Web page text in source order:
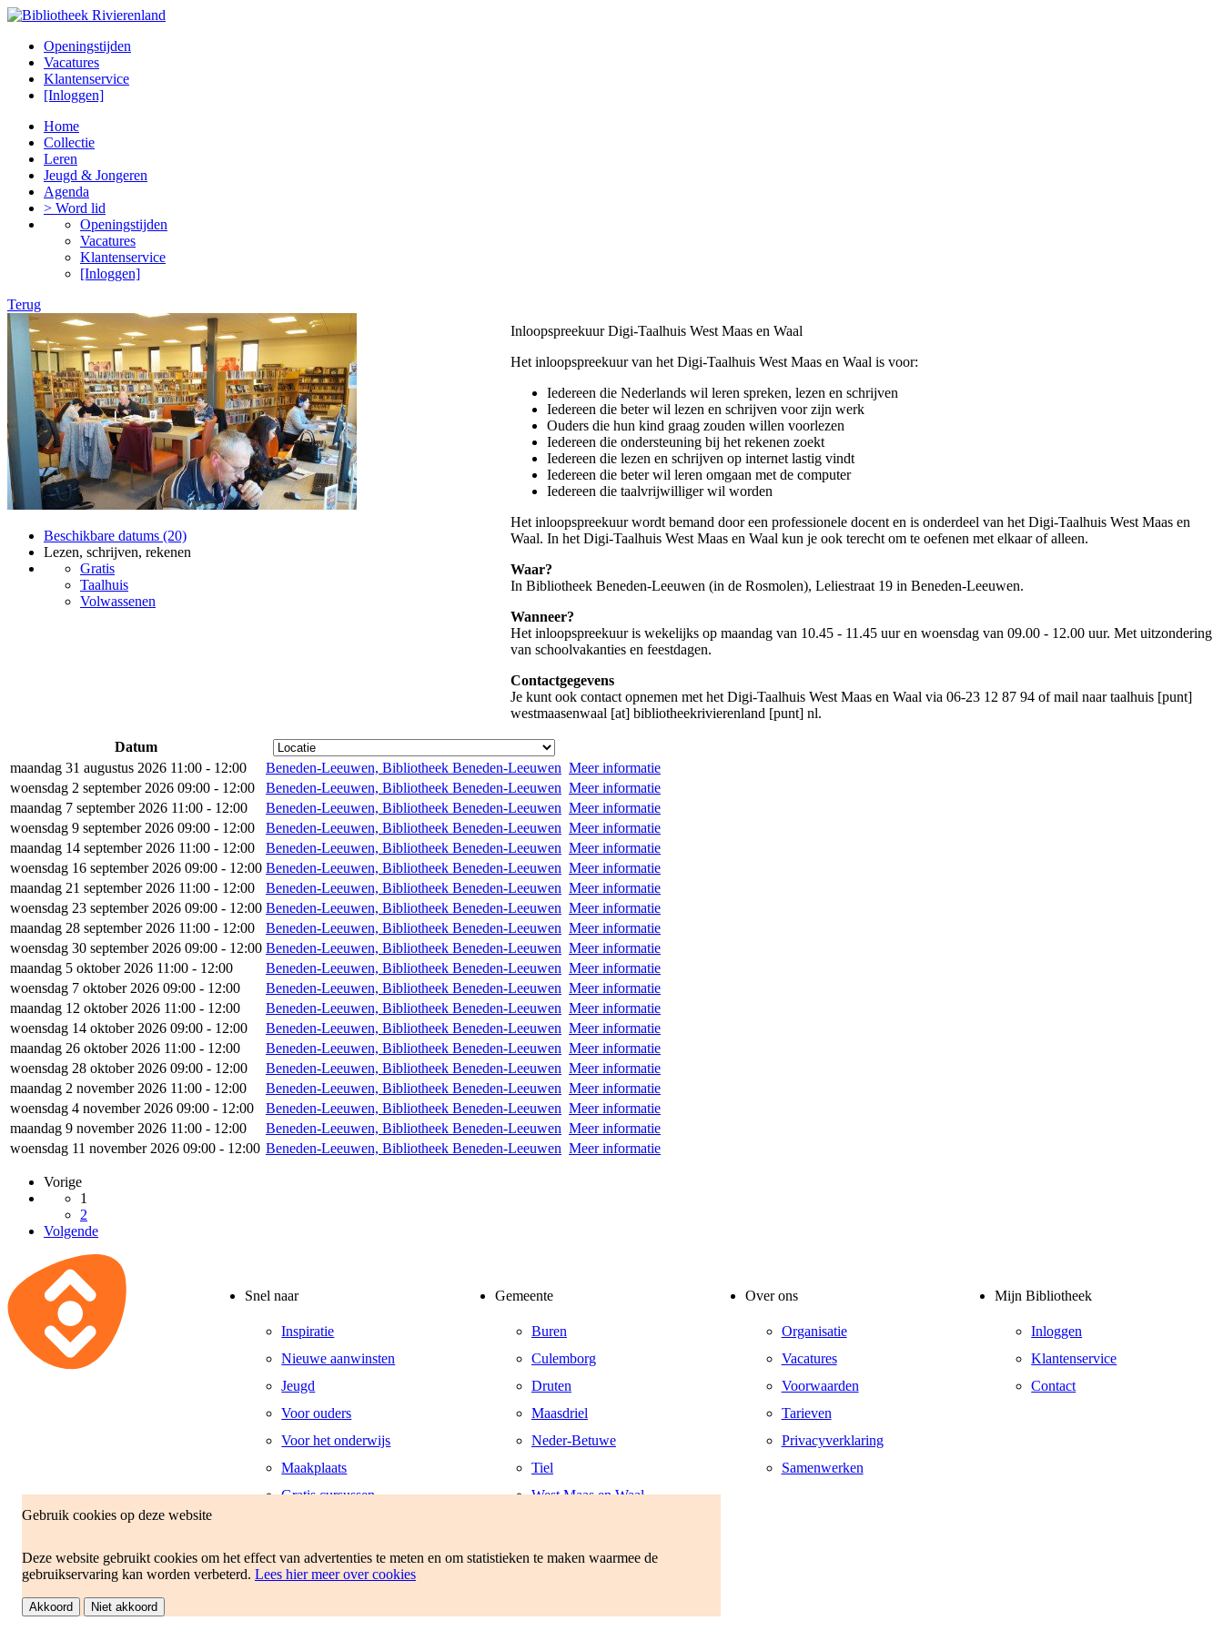
Gebruik cookies op deze website
Deze website gebruikt cookies om het effect van advertenties te meten en om statistieken te maken waarmee de
gebruikservaring kan worden verbeterd. Lees hier meer over cookies
Akkoord Niet akkoord
Openingstijden
Vacatures
Klantenservice
[Inloggen]
Home
Collectie
Leren
Jeugd & Jongeren
Agenda
> Word lid
Openingstijden
Vacatures
Klantenservice
[Inloggen]
Terug
Beschikbare datums (20)
Lezen, schrijven, rekenen
Gratis
Taalhuis
Volwassenen
Inloopspreekuur Digi-Taalhuis West Maas en Waal
Het inloopspreekuur van het Digi-Taalhuis West Maas en Waal is voor:
Iedereen die Nederlands wil leren spreken, lezen en schrijven
Iedereen die beter wil lezen en schrijven voor zijn werk
Ouders die hun kind graag zouden willen voorlezen
Iedereen die ondersteuning bij het rekenen zoekt
Iedereen die lezen en schrijven op internet lastig vindt
Iedereen die beter wil leren omgaan met de computer
Iedereen die taalvrijwilliger wil worden
Het inloopspreekuur wordt bemand door een professionele docent en is onderdeel van het Digi-Taalhuis West Maas en
Waal. In het Digi-Taalhuis West Maas en Waal kun je ook terecht om te oefenen met elkaar of alleen.
Waar?
In Bibliotheek Beneden-Leeuwen (in de Rosmolen), Leliestraat 19 in Beneden-Leeuwen.
Wanneer?
Het inloopspreekuur is wekelijks op maandag van 10.45 - 11.45 uur en woensdag van 09.00 - 12.00 uur. Met uitzondering
van schoolvakanties en feestdagen.
Contactgegevens
Je kunt ook contact opnemen met het Digi-Taalhuis West Maas en Waal via 06-23 12 87 94 of mail naartaalhuis [punt]
westmaasenwaal [at] bibliotheekrivierenland [punt] nl.
Datum
maandag 31 augustus 2026 11:00 - 12:00
Beneden-Leeuwen, Bibliotheek Beneden-Leeuwen Meer informatie
woensdag 2 september 2026 09:00 - 12:00
Beneden-Leeuwen, Bibliotheek Beneden-Leeuwen Meer informatie
maandag 7 september 2026 11:00 - 12:00
Beneden-Leeuwen, Bibliotheek Beneden-Leeuwen Meer informatie
woensdag 9 september 2026 09:00 - 12:00
Beneden-Leeuwen, Bibliotheek Beneden-Leeuwen Meer informatie
maandag 14 september 2026 11:00 - 12:00
Beneden-Leeuwen, Bibliotheek Beneden-Leeuwen Meer informatie
woensdag 16 september 2026 09:00 - 12:00 Beneden-Leeuwen, Bibliotheek Beneden-Leeuwen Meer informatie
maandag 21 september 2026 11:00 - 12:00
Beneden-Leeuwen, Bibliotheek Beneden-Leeuwen Meer informatie
woensdag 23 september 2026 09:00 - 12:00 Beneden-Leeuwen, Bibliotheek Beneden-Leeuwen Meer informatie
maandag 28 september 2026 11:00 - 12:00
Beneden-Leeuwen, Bibliotheek Beneden-Leeuwen Meer informatie
woensdag 30 september 2026 09:00 - 12:00 Beneden-Leeuwen, Bibliotheek Beneden-Leeuwen Meer informatie
maandag 5 oktober 2026 11:00 - 12:00
Beneden-Leeuwen, Bibliotheek Beneden-Leeuwen Meer informatie
woensdag 7 oktober 2026 09:00 - 12:00
Beneden-Leeuwen, Bibliotheek Beneden-Leeuwen Meer informatie
maandag 12 oktober 2026 11:00 - 12:00
Beneden-Leeuwen, Bibliotheek Beneden-Leeuwen Meer informatie
woensdag 14 oktober 2026 09:00 - 12:00
Beneden-Leeuwen, Bibliotheek Beneden-Leeuwen Meer informatie
maandag 26 oktober 2026 11:00 - 12:00
Beneden-Leeuwen, Bibliotheek Beneden-Leeuwen Meer informatie
woensdag 28 oktober 2026 09:00 - 12:00
Beneden-Leeuwen, Bibliotheek Beneden-Leeuwen Meer informatie
maandag 2 november 2026 11:00 - 12:00
Beneden-Leeuwen, Bibliotheek Beneden-Leeuwen Meer informatie
woensdag 4 november 2026 09:00 - 12:00
Beneden-Leeuwen, Bibliotheek Beneden-Leeuwen Meer informatie
maandag 9 november 2026 11:00 - 12:00
Beneden-Leeuwen, Bibliotheek Beneden-Leeuwen Meer informatie
woensdag 11 november 2026 09:00 - 12:00 Beneden-Leeuwen, Bibliotheek Beneden-Leeuwen Meer informatie
Vorige
1
2
Volgende
Snel naar
Inspiratie
Nieuwe aanwinsten
Jeugd
Voor ouders
Voor het onderwijs
Maakplaats
Gratis cursussen
Gemeente
Buren
Culemborg
Druten
Maasdriel
Neder-Betuwe
Tiel
West Maas en Waal
Zaltbommel
Over ons
Organisatie
Vacatures
Voorwaarden
Tarieven
Privacyverklaring
Samenwerken
Mijn Bibliotheek
Inloggen
Klantenservice
Contact